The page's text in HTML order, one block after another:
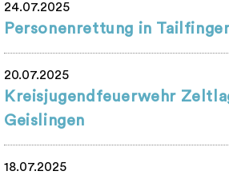
24.07.2025
Personenrettung in
20.07.2025
Kreisjugendfeuerwehr
Geislingen
18.07.2025